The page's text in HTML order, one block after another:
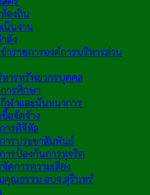
องถิ่น
นินงาน
ลัง
ราชการองค์การบริหารส่วน
ารทรัพยากรบุคคล
ารศึกษา
ฬาและนันทนาการ
อจัดจ้าง
ารดิจิทัล
ารประชาสัมพันธ์
รป้องกันการทุจริต
ดการความเสี่ยง
คุณธรรม อบจ.สุรินทร์